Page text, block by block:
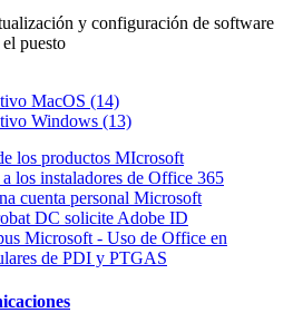
y configuración de software
puesto
MacOS (14)
Windows (13)
los productos MIcrosoft
los instaladores de Office 365
cuenta personal Microsoft
DC solicite Adobe ID
Microsoft - Uso de Office en
de PDI y PTGAS